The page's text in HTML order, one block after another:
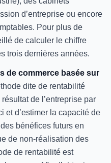
d’entreprise ou encore
Pour plus de
de calculer le chiffre
trois dernières années.
de commerce basée sur
dite de rentabilité
de l’entreprise par
et d’estimer la capacité de
bénéfices futurs en
de non-réalisation des
de rentabilité est